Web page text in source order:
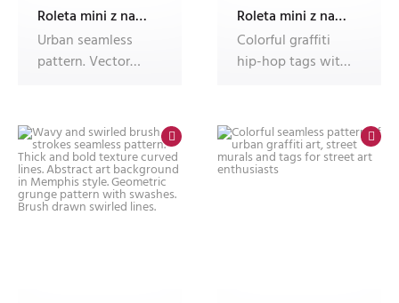
Roleta mini z nadrukiem
Urban seamless
pattern. Vector
Roleta mini z nadrukiem
Colorful graffiti
hip-hop tags with